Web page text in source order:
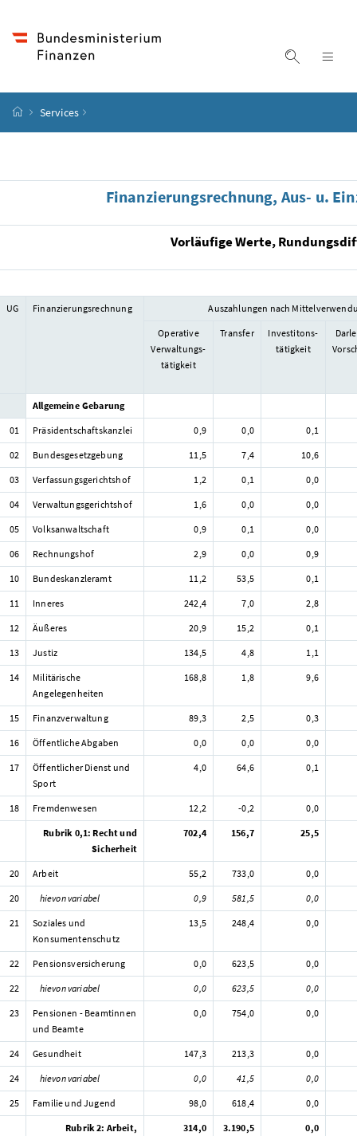
Suche
Startseite
Services
Finanzierungsrechnung, Aus- u.
Vorläufige Werte,
UG Finanzierungsrechnung Auszahlungen nach
Operative
Verwaltungs-
tätigkeit
Transfer
Investitons-
tätigkeit
Allgemeine Gebarung
01 Präsidentschaftskanzlei 0,9 0,0 0,1
02 Bundesgesetzgebung 11,5 7,4 10,6
03 Verfassungsgerichtshof 1,2 0,1 0,0
04 Verwaltungsgerichtshof 1,6 0,0 0,0
05 Volksanwaltschaft 0,9 0,1 0,0
06 Rechnungshof 2,9 0,0 0,9
10 Bundeskanzleramt 11,2 53,5 0,1
11 Inneres 242,4 7,0 2,8
12 Äußeres 20,9 15,2 0,1
13 Justiz 134,5 4,8 1,1
14
Militärische
Angelegenheiten
168,8 1,8 9,6
15 Finanzverwaltung 89,3 2,5 0,3
16 Öffentliche Abgaben 0,0 0,0 0,0
17
Öffentlicher Dienst und
Sport
4,0 64,6 0,1
18 Fremdenwesen 12,2 -0,2 0,0
Rubrik 0,1: Recht und
Sicherheit
702,4 156,7 25,5
20 Arbeit 55,2 733,0 0,0
20 hievon variabel 0,9 581,5 0,0
21
Soziales und
Konsumentenschutz
13,5 248,4 0,0
22 Pensionsversicherung 0,0 623,5 0,0
22 hievon variabel 0,0 623,5 0,0
23
Pensionen - Beamtinnen
und Beamte
0,0 754,0 0,0
24 Gesundheit 147,3 213,3 0,0
24 hievon variabel 0,0 41,5 0,0
25 Familie und Jugend 98,0 618,4 0,0
Rubrik 2: Arbeit,
314,0 3.190,5 0,0